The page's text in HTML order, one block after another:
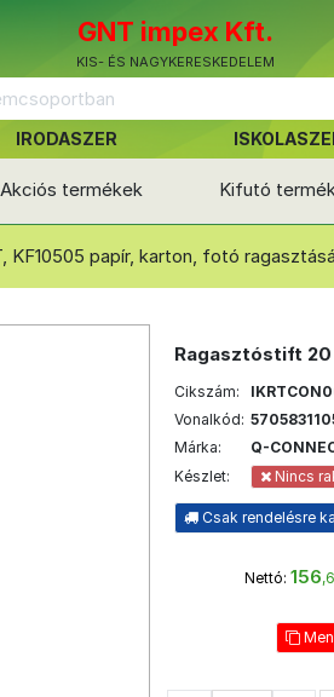
GNT impex Kft.
KIS- ÉS NAGYKERESKEDELEM
IRODASZER
Akciós termékek Kifutó
KF10505 papír, karton, fotó
Ragasztóstift 20
Cikszám:
Vonalkód:
Márka:
Q-
Készlet:
Nincs
Csak rendelésre
Nettó: 156